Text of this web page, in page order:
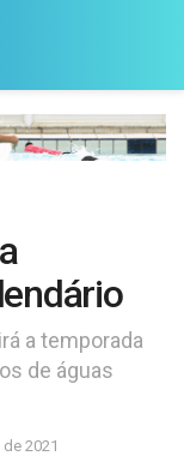
a temporada
de águas
2021